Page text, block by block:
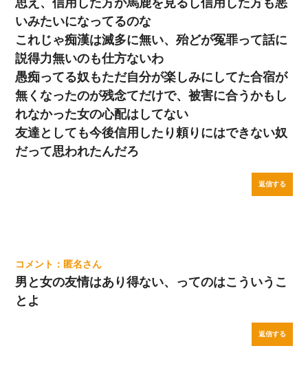
いみたいになってるのな
これじゃ痴漢は滅多に無い、殆どが冤罪って話に
説得力無いのも仕方ないわ
愚痴ってる奴もただ自分が楽しみにしてた合宿が
無くなったのが残念てだけで、被害に合うかもし
れなかった女の心配はしてない
友達としても今後信用したり頼りにはできない奴
だって思われたんだろ
返信する
匿名
男と女の友情はあり得ない、ってのはこういうこ
とよ
返信する